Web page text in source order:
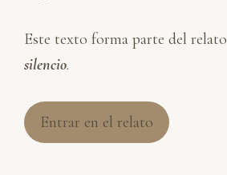
Este texto forma parte del relato
silencio.
Entrar en el relato